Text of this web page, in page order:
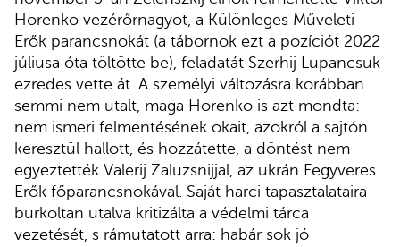
Horenko vezérőrnagyot, a Különleges Műveleti
Erők parancsnokát (a tábornok ezt a pozíciót 2022
júliusa óta töltötte be), feladatát Szerhij Lupancsuk
ezredes vette át. A személyi változásra korábban
semmi nem utalt, maga Horenko is azt mondta:
nem ismeri felmentésének okait, azokról a sajtón
keresztül hallott, és hozzátette, a döntést nem
egyeztették Valerij Zaluzsnijjal, az ukrán Fegyveres
Erők főparancsnokával. Saját harci tapasztalataira
burkoltan utalva kritizálta a védelmi tárca
vezetését, s rámutatott arra: habár sok jó